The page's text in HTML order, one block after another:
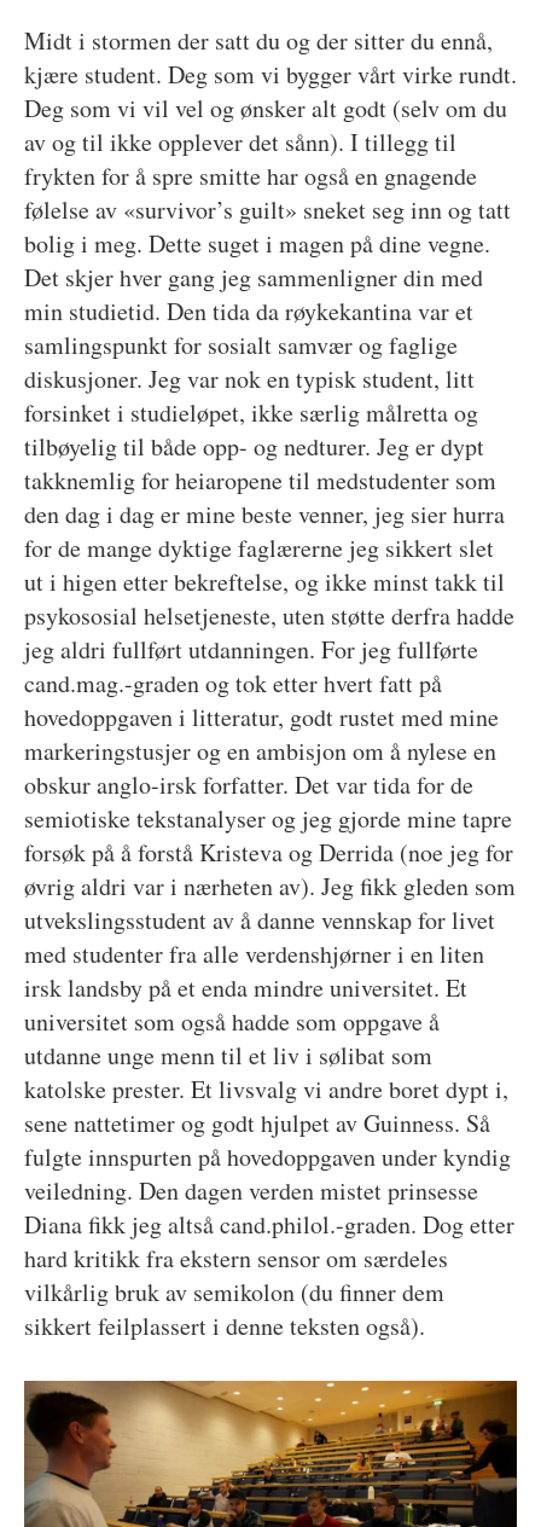
Midt i stormen der satt du og der sitter du ennå,
kjære student. Deg som vi bygger vårt virke rundt.
Deg som vi vil vel og ønsker alt godt (selv om du
av og til ikke opplever det sånn). I tillegg til
frykten for å spre smitte har også en gnagende
følelse av «survivor’s guilt» sneket seg inn og tatt
bolig i meg. Dette suget i magen på dine vegne.
Det skjer hver gang jeg sammenligner din med
min studietid. Den tida da røykekantina var et
samlingspunkt for sosialt samvær og faglige
diskusjoner. Jeg var nok en typisk student, litt
forsinket i studieløpet, ikke særlig målretta og
tilbøyelig til både opp- og nedturer. Jeg er dypt
takknemlig for heiaropene til medstudenter som
den dag i dag er mine beste venner, jeg sier hurra
for de mange dyktige faglærerne jeg sikkert slet
ut i higen etter bekreftelse, og ikke minst takk til
psykososial helsetjeneste, uten støtte derfra hadde
jeg aldri fullført utdanningen. For jeg fullførte
cand.mag.-graden og tok etter hvert fatt på
hovedoppgaven i litteratur, godt rustet med mine
markeringstusjer og en ambisjon om å nylese en
obskur anglo-irsk forfatter. Det var tida for de
semiotiske tekstanalyser og jeg gjorde mine tapre
forsøk på å forstå Kristeva og Derrida (noe jeg for
øvrig aldri var i nærheten av). Jeg fikk gleden som
utvekslingsstudent av å danne vennskap for livet
med studenter fra alle verdenshjørner i en liten
irsk landsby på et enda mindre universitet. Et
universitet som også hadde som oppgave å
utdanne unge menn til et liv i sølibat som
katolske prester. Et livsvalg vi andre boret dypt i,
sene nattetimer og godt hjulpet av Guinness. Så
fulgte innspurten på hovedoppgaven under kyndig
veiledning. Den dagen verden mistet prinsesse
Diana fikk jeg altså cand.philol.-graden. Dog etter
hard kritikk fra ekstern sensor om særdeles
vilkårlig bruk av semikolon (du finner dem
sikkert feilplassert i denne teksten også).